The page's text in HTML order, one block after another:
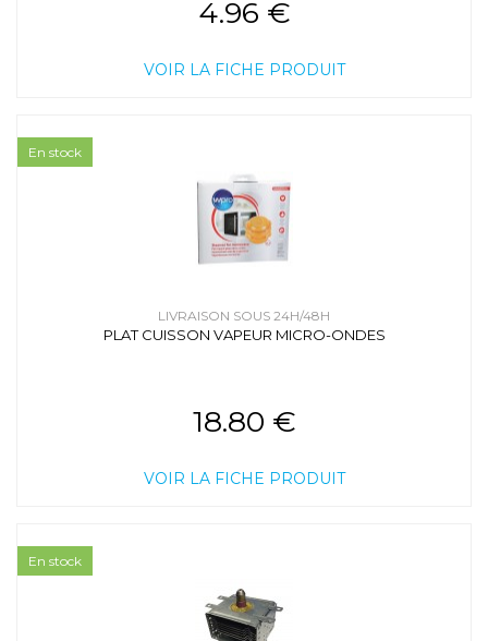
4.96 €
VOIR LA FICHE PRODUIT
LIVRAISON SOUS 24H/48H
PLAT CUISSON VAPEUR MICRO-ONDES
18.80 €
VOIR LA FICHE PRODUIT
En stock
En stock